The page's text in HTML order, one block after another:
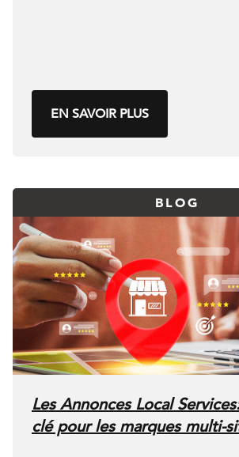
EN SAVOIR PLUS
BLOG
Les Annonces Local
clé pour les marques multi-